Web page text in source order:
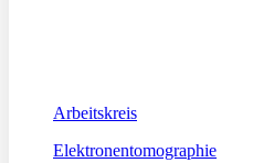
Arbeitskreis
Elektronentomographie